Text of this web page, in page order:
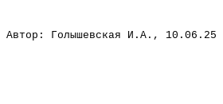
Автор: Голышевская И.А., 10.06.25